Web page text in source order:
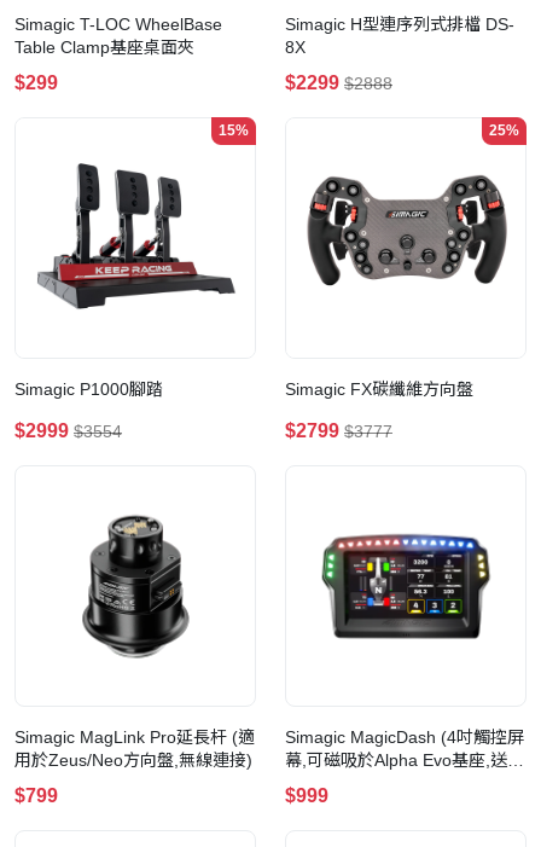
Simagic T-LOC WheelBase
Table Clamp基座桌面夾
$299
Simagic H型連序列式排檔 DS-
8X
$2299 $2888
15%
Simagic P1000腳踏
$2999 $3554
25%
Simagic FX碳纖維方向盤
$2799 $3777
Simagic MagLink Pro延長杆 (適
用於Zeus/Neo方向盤,無線連接)
$799
Simagic MagicDash (4吋觸控屏
幕,可磁吸於Alpha Evo基座,送
AirLink無線連接埠)
$999